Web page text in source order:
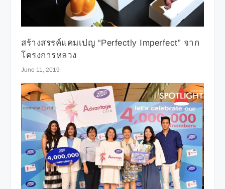
สร้างสรรค์แคมเปญ “Perfectly Imperfect” จาก
โครงการหลวง
June 11, 2019